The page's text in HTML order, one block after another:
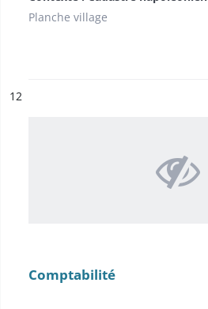
Planche village
n°
12
Comptabilité